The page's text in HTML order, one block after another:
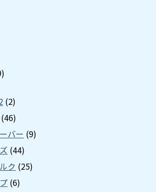
(2)
(46)
バー (9)
(44)
ク (25)
(6)